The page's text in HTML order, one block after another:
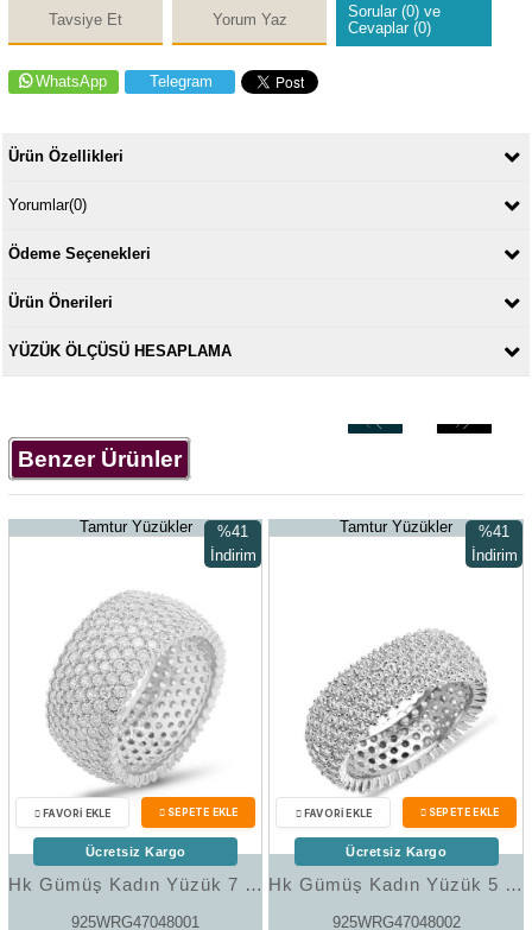
Tavsiye Et Yorum Yaz
Sorular (0) ve
Cevaplar (0)
WhatsApp Telegram
Ürün Özellikleri
Yorumlar(0)
Ödeme Seçenekleri
Ürün Önerileri
YÜZÜK ÖLÇÜSÜ HESAPLAMA
Benzer Ürünler
Tamtur Yüzükler
Hk Gümüş Kadın Yüzük 7 Sıra Tamtur Bayan Alyans Yüzük|Gümüş Takı Hediyelik Ürünler
925WRG47048001
%41
İndirim
Ücretsiz Kargo
Tamtur Yüzükler
Hk Gümüş Kadın Yüzük 5 Sıra Beyaz Tamtur Bayan Alyans Yüzük|Gümüş Takı Hediyelik Ürünler
925WRG47048002
%41
İndirim
Ücretsiz Kargo
‹ ›